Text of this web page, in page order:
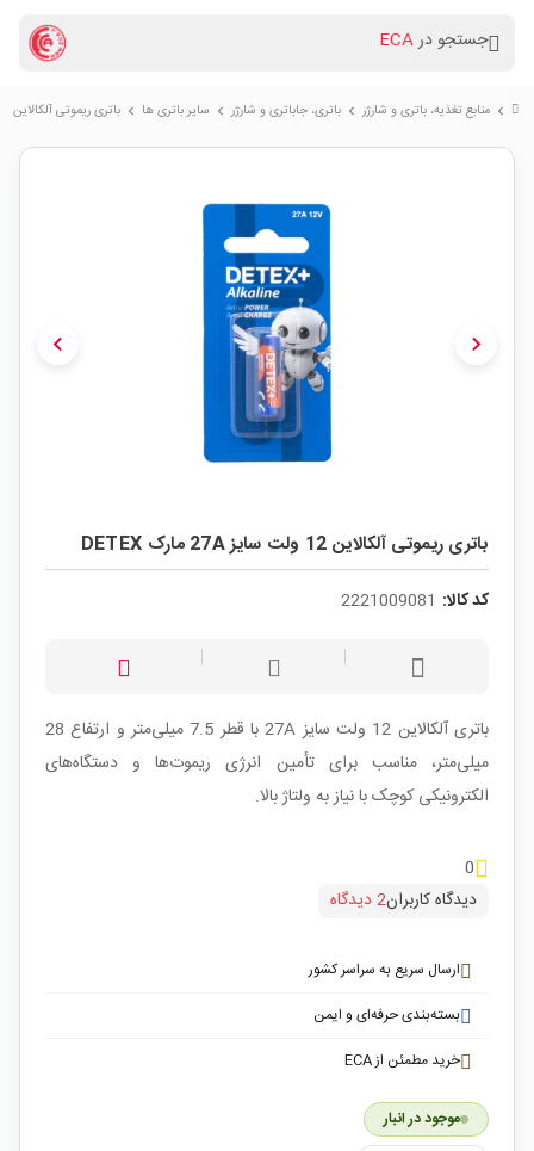
جستجو درECA
chevron_right منابع تغذیه، باتری و شارژر chevron_right باتری، جاباتری و شارژر chevron_right سایر باتری ها chevron_right باتری ریموتی آلکالاین 12 ولت سایز 27A مارک DETEX
chevron_left chevron_right
باتری ریموتی آلکالاین 12 ولت سایز 27A مارک DETEX
کد کالا: 2221009081
باتری آلکالاین 12 ولت سایز 27A با قطر 7.5 میلی‌متر و ارتفاع 28
میلی‌متر، مناسب برای تأمین انرژی ریموت‌ها و دستگاه‌های
الکترونیکی کوچک با نیاز به ولتاژ بالا.
0
دیدگاه کاربران2 دیدگاه
ارسال سریع به سراسر کشور
بسته‌بندی حرفه‌ای و ایمن
خرید مطمئن از ECA
موجود در انبار